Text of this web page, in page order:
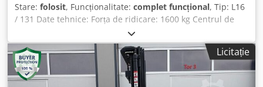
Stare: folosit, Funcționalitate: complet funcțional, Tip: L16
/ 131 Date tehnice: Forța de ridicare: 1600 kg Centrul de
greutate al sarcinii: 600 mm Lungimea furcii: 1150 mm
Înălțimea maximă de ridicare: 3780 mm Dimensiuni:
Lungime: 1950 mm Lățime: 1200 mm Înălțime: 1990 mm
Greutate (aproximativ): 1,5 tone Dotat cu: Dcedpfx
Aezrzmaengjk - Catarg duplex - Sistem de baterii de 24
Licitație